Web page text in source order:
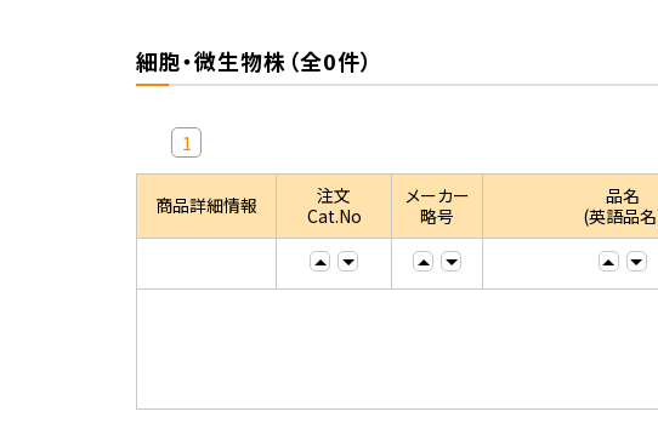
細胞・微生物株（全0件）
1
商品詳細情報
注文
Cat.No
メーカー
略号
品名
(英語品